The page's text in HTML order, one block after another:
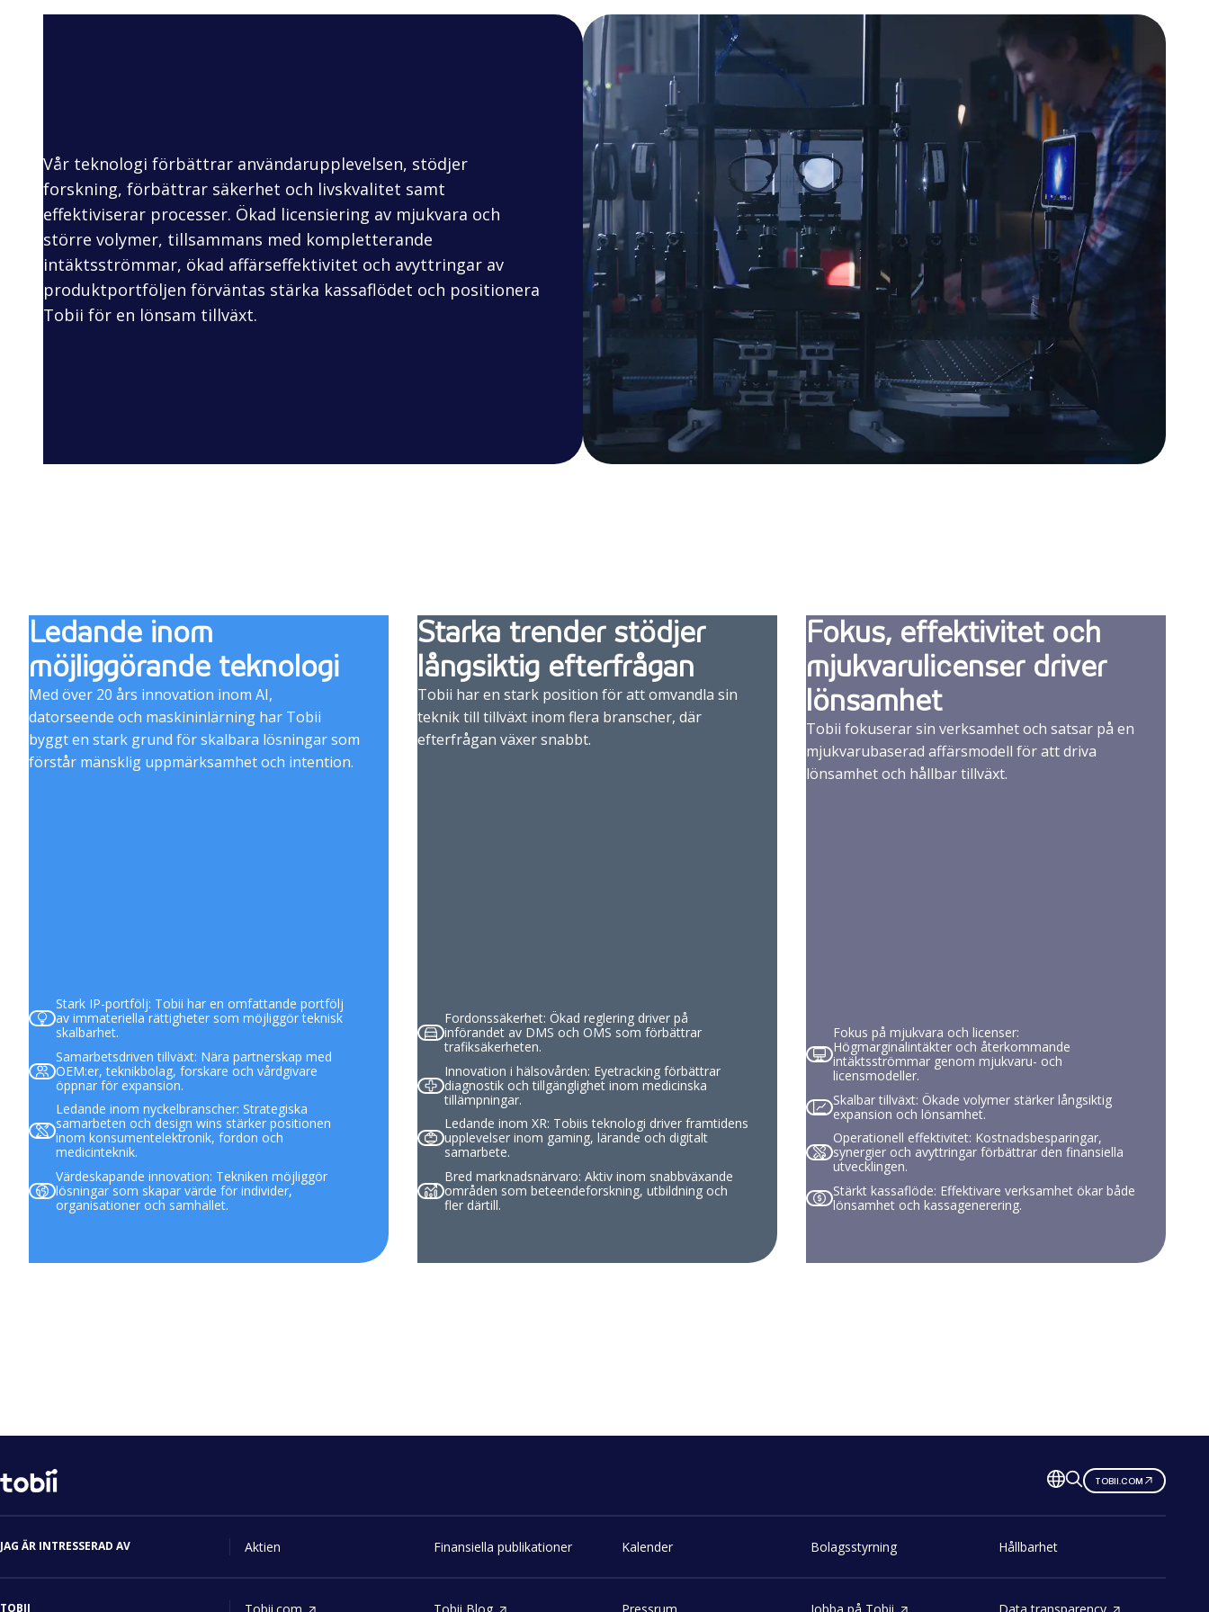
Vår teknologi förbättrar användarupplevelsen, stödjer
forskning, förbättrar säkerhet och livskvalitet samt
effektiviserar processer. Ökad licensiering av mjukvara och
större volymer, tillsammans med kompletterande
intäktsströmmar, ökad affärseffektivitet och avyttringar av
produktportföljen förväntas stärka kassaflödet och positionera
Tobii för en lönsam tillväxt.
Ledande inom
möjliggörande teknologi
Med över 20 års innovation inom AI,
datorseende och maskininlärning har Tobii
byggt en stark grund för skalbara lösningar som
förstår mänsklig uppmärksamhet och intention.
Stark IP-portfölj: Tobii har en omfattande portfölj
av immateriella rättigheter som möjliggör teknisk
skalbarhet.
Samarbetsdriven tillväxt: Nära partnerskap med
OEM:er, teknikbolag, forskare och vårdgivare
öppnar för expansion.
Ledande inom nyckelbranscher: Strategiska
samarbeten och design wins stärker positionen
inom konsumentelektronik, fordon och
medicinteknik.
Värdeskapande innovation: Tekniken möjliggör
lösningar som skapar värde för individer,
organisationer och samhället.
Starka trender stödjer
långsiktig efterfrågan
Tobii har en stark position för att omvandla sin
teknik till tillväxt inom flera branscher, där
efterfrågan växer snabbt.
Fordonssäkerhet: Ökad reglering driver på
införandet av DMS och OMS som förbättrar
trafiksäkerheten.
Innovation i hälsovården: Eyetracking förbättrar
diagnostik och tillgänglighet inom medicinska
tillämpningar.
Ledande inom XR: Tobiis teknologi driver framtidens
upplevelser inom gaming, lärande och digitalt
samarbete.
Bred marknadsnärvaro: Aktiv inom snabbväxande
områden som beteendeforskning, utbildning och
fler därtill.
Fokus, effektivitet och
mjukvarulicenser driver
lönsamhet
Tobii fokuserar sin verksamhet och satsar på en
mjukvarubaserad affärsmodell för att driva
lönsamhet och hållbar tillväxt.
Fokus på mjukvara och licenser:
Högmarginalintäkter och återkommande
intäktsströmmar genom mjukvaru- och
licensmodeller.
Skalbar tillväxt: Ökade volymer stärker långsiktig
expansion och lönsamhet.
Operationell effektivitet: Kostnadsbesparingar,
synergier och avyttringar förbättrar den finansiella
utvecklingen.
Stärkt kassaflöde: Effektivare verksamhet ökar både
lönsamhet och kassagenerering.
Ändra
språk
TOBII.COM
JAG ÄR INTRESSERAD AV Aktien Finansiella publikationer Kalender Bolagsstyrning Hållbarhet
TOBII